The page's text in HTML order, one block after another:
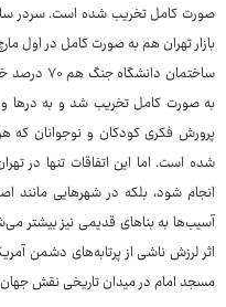
صورت کامل تخریب شده است. سردر
بازار تهران هم به صورت کامل در اول
ساختمان
به صورت کامل تخریب شد و به درها و
پرورش فکری کودکان و نوجوانان که
شده است. اما این اتفاقات تنها در
انجام شود، بلکه در شهرهایی مانند
آسیب‌ها به بناهای قدیمی نیز بیشتر
اثر لرزش ناشی از پرتابه‌های دشمن
مسجد امام در میدان تاریخی نقش